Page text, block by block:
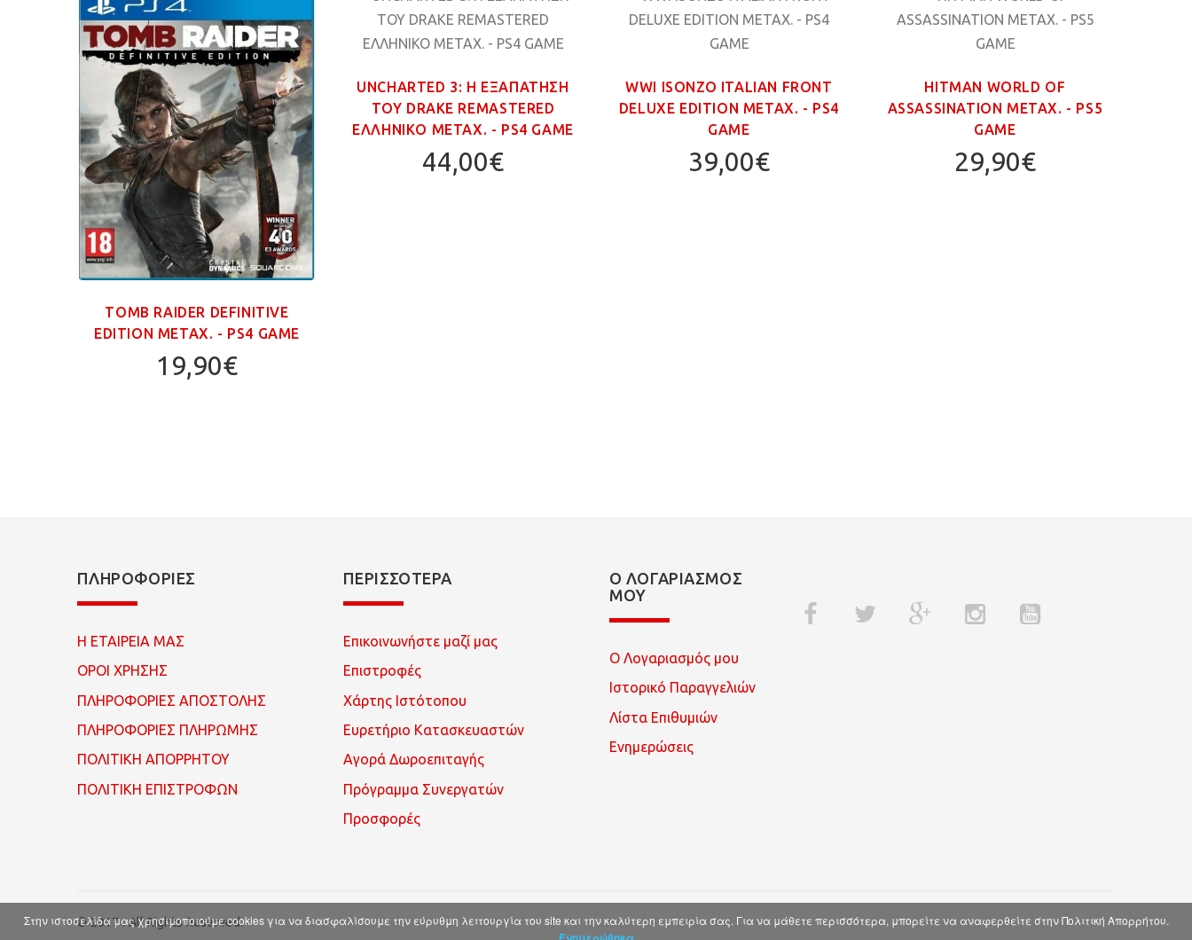
TOMB RAIDER DEFINITIVE
EDITION ΜΕΤΑΧ. - PS4 GAME
19,90€
UNCHARTED 3: Η ΕΞΑΠΑΤΗΣΗ
ΤΟΥ DRAKE REMASTERED
ΕΛΛΗΝΙΚΟ ΜΕΤΑΧ. - PS4 GAME
44,00€
WWI ISONZO ITALIAN FRONT
DELUXE EDITION ΜΕΤΑΧ. - PS4
GAME
39,00€
HITMAN WORLD OF
ASSASSINATION ΜΕΤΑΧ. - PS5
GAME
29,90€
ΠΛΗΡΟΦΟΡΊΕΣ
Η ΕΤΑΙΡΕΙΑ ΜΑΣ
ΟΡΟΙ ΧΡΗΣΗΣ
ΠΛΗΡΟΦΟΡΙΕΣ ΑΠΟΣΤΟΛΗΣ
ΠΛΗΡΟΦΟΡΙΕΣ ΠΛΗΡΩΜΗΣ
ΠΟΛΙΤΙΚΗ ΑΠΟΡΡΗΤΟΥ
ΠΟΛΙΤΙΚΗ ΕΠΙΣΤΡΟΦΩΝ
ΠΕΡΙΣΣΌΤΕΡΑ
Επικοινωνήστε μαζί μας
Επιστροφές
Χάρτης Ιστότοπου
Ευρετήριο Κατασκευαστών
Αγορά Δωροεπιταγής
Πρόγραμμα Συνεργατών
Προσφορές
Ο ΛΟΓΑΡΙΑΣΜΌΣ
ΜΟΥ
Ο Λογαριασμός μου
Ιστορικό Παραγγελιών
Λίστα Επιθυμιών
Ενημερώσεις
© 2017 . All Rights Reserved.
Στην ιστοσελίδα μας χρησιμοποιούμε cookies για να διασφαλίσουμε την εύρυθμη λειτουργία του site και την καλύτερη εμπειρία σας. Για να μάθετε περισσότερα, μπορείτε να αναφερθείτε στην Πολιτική Απορρήτου.